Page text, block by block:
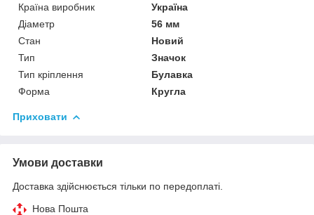
Країна виробник
Україна
Діаметр
56 мм
Стан
Новий
Тип
Значок
Тип кріплення
Булавка
Форма
Кругла
Приховати
Умови доставки
Доставка здійснюється тільки по передоплаті.
Нова Пошта